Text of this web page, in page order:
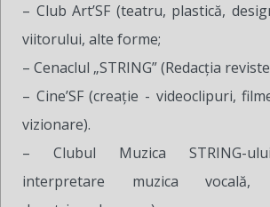
– Club Art’SF (teatru, plastică,
viitorului, alte forme;
– Cenaclul „STRING” (Redacţia
– Cine’SF (creaţie - videoclipuri,
vizionare).
– Clubul Muzica STRING-
interpretare muzica vocală,